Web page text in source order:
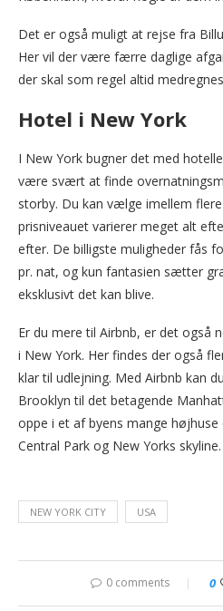
Det er også muligt at rejse fra
Her vil der være færre daglige
der skal som regel altid
Hotel i New York
I New York bugner det med
være svært at finde
storby. Du kan vælge imellem
prisniveauet varierer meget alt
efter. De billigste muligheder fås
pr. nat, og kun fantasien sætter
eksklusivt det kan blive.
Er du mere til Airbnb, er det også
i New York. Her findes der også
klar til udlejning. Med Airbnb kan
Brooklyn til det betagende
oppe i et af byens mange
Central Park og New Yorks skyline.
NEW YORK CITY USA
0 comments 0